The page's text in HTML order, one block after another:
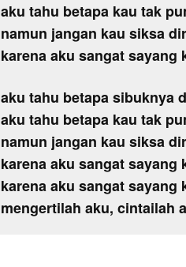
aku tahu betapa kau tak
namun jangan kau siksa
karena aku sangat sayang
aku tahu betapa sibuknya
aku tahu betapa kau tak
namun jangan kau siksa
karena aku sangat sayang
karena aku sangat sayang
mengertilah aku, cintailah